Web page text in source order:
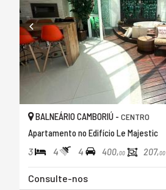
BALNEÁRIO CAMBORIÚ - CENTRO
Apartamento no Edifício Le Majestic
3 4 4 400,00 207,00
Consulte-nos